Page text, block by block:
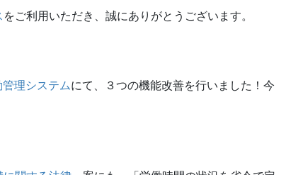
をご利用いただき、誠にありがとうございます。
理システムにて、３つの機能改善を行いました！今